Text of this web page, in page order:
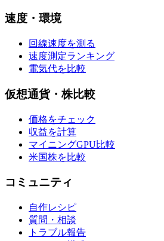
速度・環境
回線速度を測る
速度測定ランキング
電気代を比較
仮想通貨・株比較
価格をチェック
収益を計算
マイニングGPU比較
米国株を比較
コミュニティ
自作レシピ
質問・相談
トラブル報告